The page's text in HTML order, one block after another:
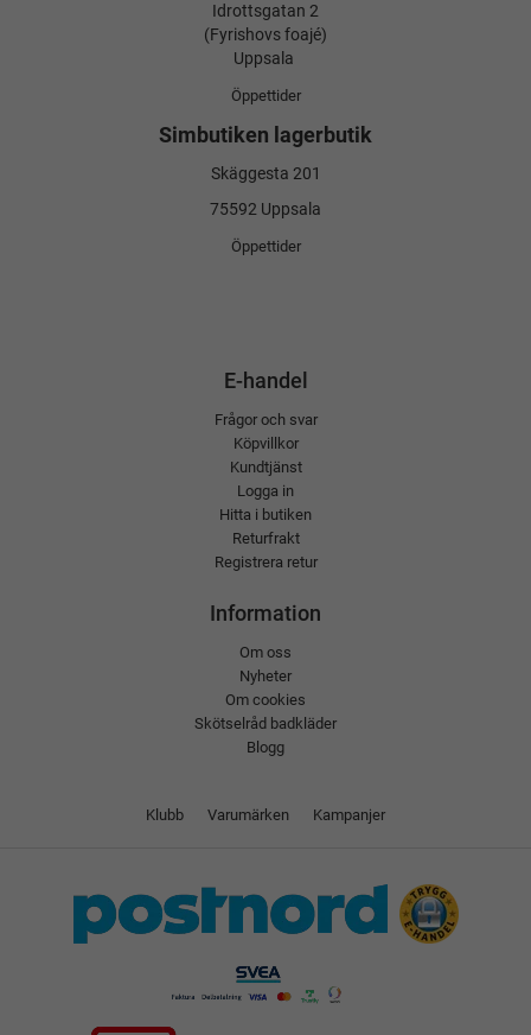
Idrottsgatan 2
(Fyrishovs foajé)
Uppsala
Öppettider
Simbutiken lagerbutik
Skäggesta 201
75592 Uppsala
Öppettider
E-handel
Frågor och svar
Köpvillkor
Kundtjänst
Logga in
Hitta i butiken
Returfrakt
Registrera retur
Information
Om oss
Nyheter
Om cookies
Skötselråd badkläder
Blogg
Klubb Varumärken Kampanjer